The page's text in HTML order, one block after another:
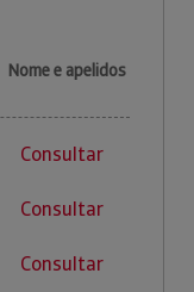
Nome e apelidos
Consultar
Consultar
Consultar